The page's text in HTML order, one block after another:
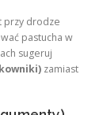
przy drodze
pastucha w
sugeruj
zamiast